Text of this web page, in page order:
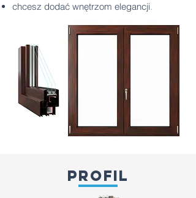
chcesz dodać wnętrzom elegancji.
profil